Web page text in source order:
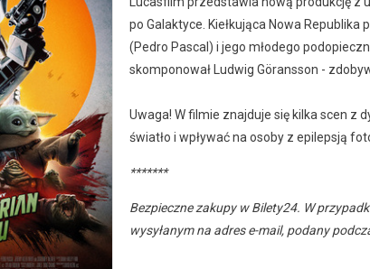
po Galaktyce. Kiełkująca Nowa
(Pedro Pascal) i jego młodego
skomponował Ludwig Göransson -
Uwaga! W filmie znajduje się kilka scen
światło i wpływać na osoby z epilepsją
*******
Bezpieczne zakupy w Bilety24. W
wysyłanym na adres e-mail, podany